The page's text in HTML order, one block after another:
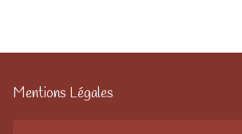
Mentions Légales